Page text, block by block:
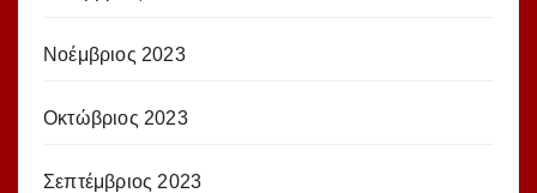
Νοέμβριος 2023
Οκτώβριος 2023
Σεπτέμβριος 2023